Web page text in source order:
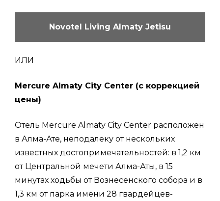
Novotel Living Almaty Jetisu
ИЛИ
Mercure Almaty City Center (с коррекцией
цены)
Отель Mercure Almaty City Center расположен
в Алма-Ате, неподалеку от нескольких
известных достопримечательностей: в 1,2 км
от Центральной мечети Алма-Аты, в 15
минутах ходьбы от Вознесенского собора и в
1,3 км от парка имени 28 гвардейцев-